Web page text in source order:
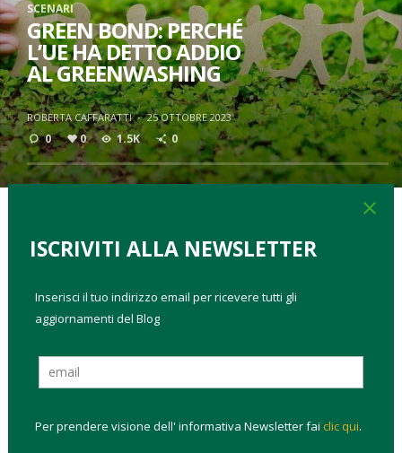
SCENARI
GREEN BOND: PERCHÉ
L’UE HA DETTO ADDIO
AL GREENWASHING
ROBERTA CAFFARATTI · 25 OTTOBRE 2023
0 0 1.5K 0
TAGS: come investire diversificazione
investire sostenibile
nuovo Regolamento per i green bond
adottato in via definitiva il 5 ottobre 2023 dal Parlamento
europeo, che ha definito nuovi standard per le emissioni in
Europa di obbligazioni verdi. Scopri perché e cosa cambia per
OBBLIGAZIONI GREEN CON IL BOLLINO DI
close
ISCRIVITI ALLA NEWSLETTER
Inserisci il tuo indirizzo email per ricevere tutti gli
aggiornamenti del Blog
Per prendere visione dell' informativa Newsletter fai clic qui.